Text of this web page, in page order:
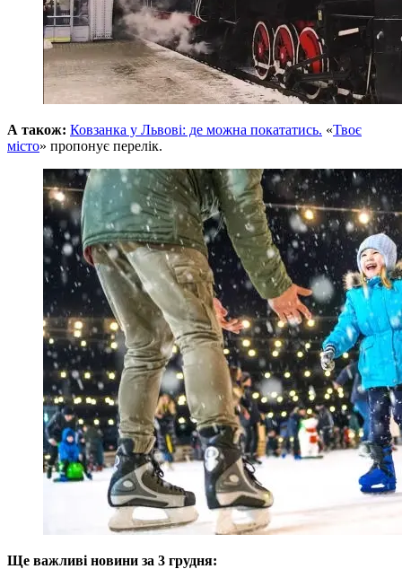
А також: Ковзанка у Львові: де можна покататись. «Твоє
місто» пропонує перелік.
Ще важливі новини за 3 грудня: